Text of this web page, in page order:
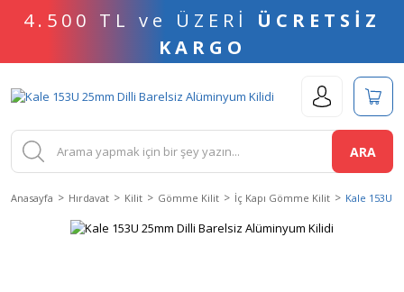
4.500 TL ve ÜZERİ ÜCRETSİZ
KARGO
ARA
Anasayfa Hırdavat Kilit Gömme Kilit İç Kapı Gömme Kilit Kale 153U